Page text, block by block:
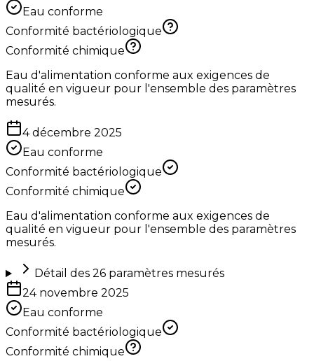
Eau conforme
Conformité bactériologique
Conformité chimique
Eau d'alimentation conforme aux exigences de
qualité en vigueur pour l'ensemble des paramètres
mesurés.
4 décembre 2025
Eau conforme
Conformité bactériologique
Conformité chimique
Eau d'alimentation conforme aux exigences de
qualité en vigueur pour l'ensemble des paramètres
mesurés.
Détail des 26paramètres mesurés
24 novembre 2025
Eau conforme
Conformité bactériologique
Conformité chimique